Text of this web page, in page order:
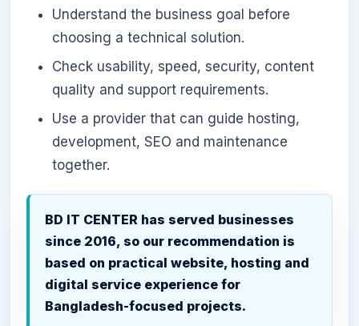
Understand the business goal before
choosing a technical solution.
Check usability, speed, security, content
quality and support requirements.
Use a provider that can guide hosting,
development, SEO and maintenance
together.
BD IT CENTER has served businesses
since 2016, so our recommendation is
based on practical website, hosting and
digital service experience for
Bangladesh-focused projects.